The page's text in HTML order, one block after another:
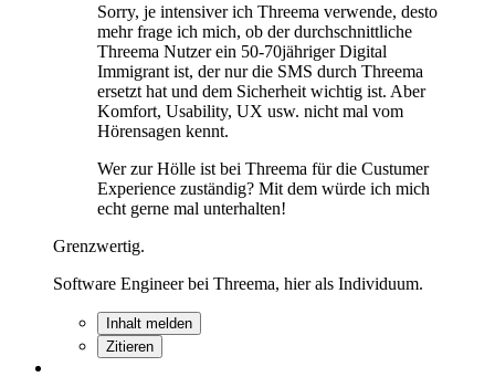
Sorry, je intensiver ich Threema verwende, desto
mehr frage ich mich, ob der durchschnittliche
Threema Nutzer ein 50-70jähriger Digital
Immigrant ist, der nur die SMS durch Threema
ersetzt hat und dem Sicherheit wichtig ist. Aber
Komfort, Usability, UX usw. nicht mal vom
Hörensagen kennt.
Wer zur Hölle ist bei Threema für die Custumer
Experience zuständig? Mit dem würde ich mich
echt gerne mal unterhalten!
Grenzwertig.
Software Engineer bei Threema, hier als Individuum.
Inhalt melden
Zitieren